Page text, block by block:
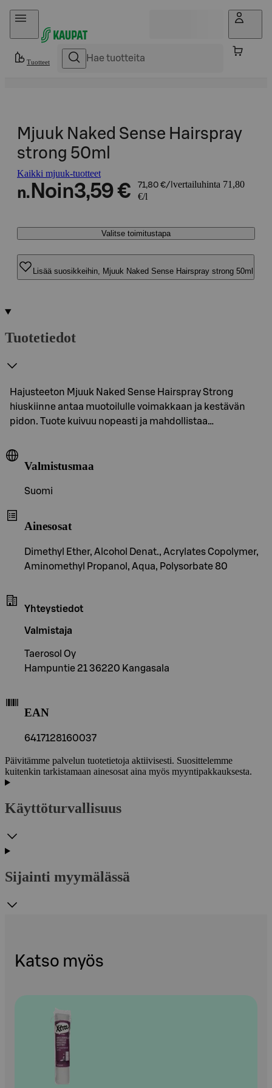
Hyppää sisältöön
Tuotteet
Mjuuk Naked Sense Hairspray
strong 50ml
Kaikki mjuuk-tuotteet
n. Noin3,59 € 71,80 €/l vertailuhinta 71,80
€/l
Valitse toimitustapa
Lisää suosikkeihin, Mjuuk Naked Sense Hairspray strong 50ml
Tuotetiedot
Hajusteeton Mjuuk Naked Sense Hairspray Strong
hiuskiinne antaa muotoilulle voimakkaan ja kestävän
pidon. Tuote kuivuu nopeasti ja mahdollistaa…
Valmistusmaa
Suomi
Ainesosat
Dimethyl Ether, Alcohol Denat., Acrylates Copolymer,
Aminomethyl Propanol, Aqua, Polysorbate 80
Yhteystiedot
Valmistaja
Taerosol Oy
Hampuntie 21 36220 Kangasala
EAN
6417128160037
Päivitämme palvelun tuotetietoja aktiivisesti. Suosittelemme
kuitenkin tarkistamaan ainesosat aina myös myyntipakkauksesta.
Käyttöturvallisuus
Sijainti myymälässä
Katso myös